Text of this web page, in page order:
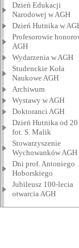
Dzień Edukacji
Narodowej w AGH
Dzień Hutnika w
Profesorowie
AGH
Wydarzenia w AGH
Studenckie Koła
Naukowe AGH
Archiwum
Wystawy w AGH
Doktoranci AGH
Dzień Hutnika od
fot. S. Malik
Stowarzyszenie
Wychowanków AGH
Dni prof. Antoniego
Hoborskiego
Jubileusz 100-lecia
otwarcia AGH